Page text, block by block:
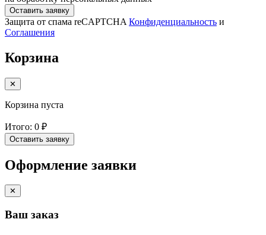
Оставить заявку
Защита от спама reCAPTCHA Конфиденциальность и
Соглашения
Корзина
✕
Корзина пуста
Итого: 0 ₽
Оставить заявку
Оформление заявки
✕
Ваш заказ